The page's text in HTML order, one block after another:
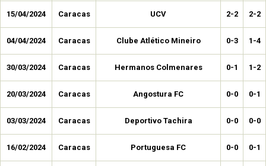
15/04/2024 Caracas UCV 2-2 2-2
04/04/2024 Caracas Clube Atlético Mineiro 0-3 1-4
30/03/2024 Caracas Hermanos Colmenares 0-1 1-2
20/03/2024 Caracas Angostura FC 0-0 0-1
03/03/2024 Caracas Deportivo Tachira 0-0 0-0
16/02/2024 Caracas Portuguesa FC 0-0 0-1